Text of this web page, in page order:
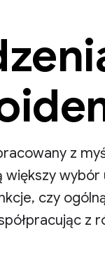
z
większy
czy
z